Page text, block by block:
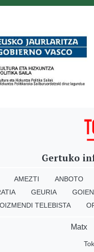
Gertuko
AMEZTI ANBOTO
GEURIA
OIZMENDI TELEBISTA
Matx